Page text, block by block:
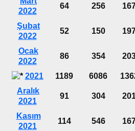
2022
64 256
Şubat
2022
52 150
Ocak
2022
86 354
2021 1189 6086
Aralık
2021
91 304
Kasım
2021
114 546